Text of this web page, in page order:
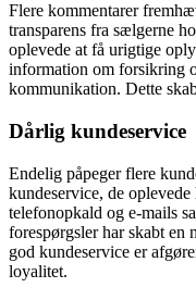
Flere kommentarer
transparens fra sælgerne
oplevede at få urigtige
information om forsikring
kommunikation. Dette
Dårlig kundeservice
Endelig påpeger flere
kundeservice, de
telefonopkald og e-mails
forespørgsler har skabt en
god kundeservice er
loyalitet.